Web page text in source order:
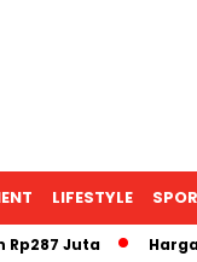
LIFESTYLE
Harga